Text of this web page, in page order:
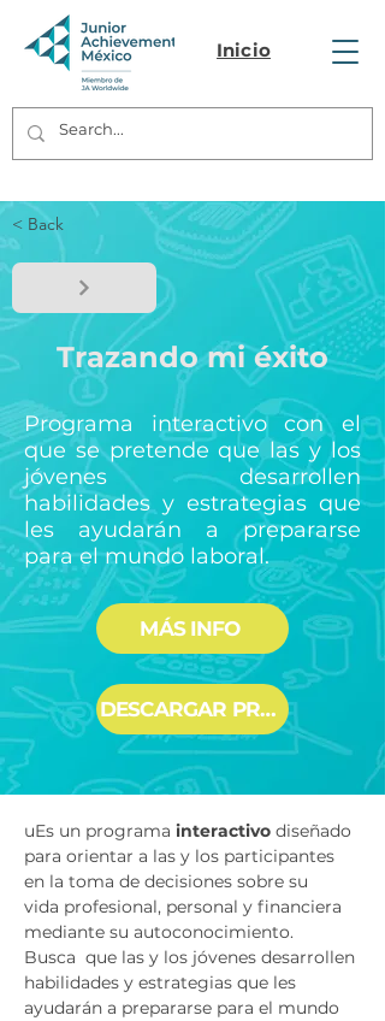
Inicio
< Back
Trazando mi éxito
Programa interactivo con el
que se pretende que las y los
jóvenes desarrollen
habilidades y estrategias que
les ayudarán a prepararse
para el mundo laboral.
MÁS INFO
DESCARGAR PROGRAMA
uEs un programa interactivo diseñado
para orientar a las y los participantes
en la toma de decisiones sobre su
vida profesional, personal y financiera
mediante su autoconocimiento.​
Busca  que las y los jóvenes desarrollen
habilidades y estrategias que les
ayudarán a prepararse para el mundo